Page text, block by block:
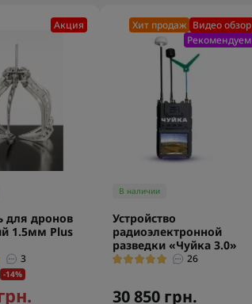
Акция
для дронов
1.5мм Plus
3
-14%
Хит продаж Видео обзор
Рекомендуем
В наличии
Устройство
радиоэлектронной
разведки «Чуйка 3.0»
26
30 850 грн.